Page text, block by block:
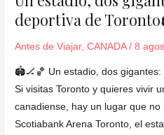
deportiva de
Antes de Viajar,CANADA/8
🏟️🏒🏀 Un estadio, dos gigantes:
Si visitas Toronto y quieres vivir
canadiense, hay un lugar que
Scotiabank Arena Toronto, el
gigantes:
deportiva
de
Toronto
🏟️